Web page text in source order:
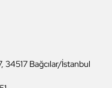
34517 Bağcılar/İstanbul